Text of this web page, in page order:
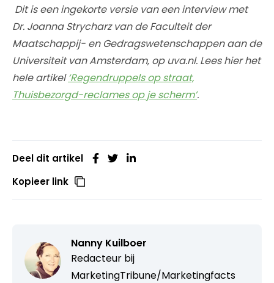
Dit is een ingekorte versie van een interview met
Dr. Joanna Strycharz van de Faculteit der
Maatschappij- en Gedragswetenschappen aan de
Universiteit van Amsterdam, op uva.nl. Lees hier het
hele artikel‘Regendruppels op straat,
Thuisbezorgd-reclames op je scherm’.
Deel dit artikel
Kopieer link
Nanny Kuilboer
Redacteur bij
MarketingTribune/Marketingfacts